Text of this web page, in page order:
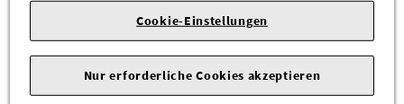
Cookie-Einstellungen
Nur erforderliche Cookies akzeptieren